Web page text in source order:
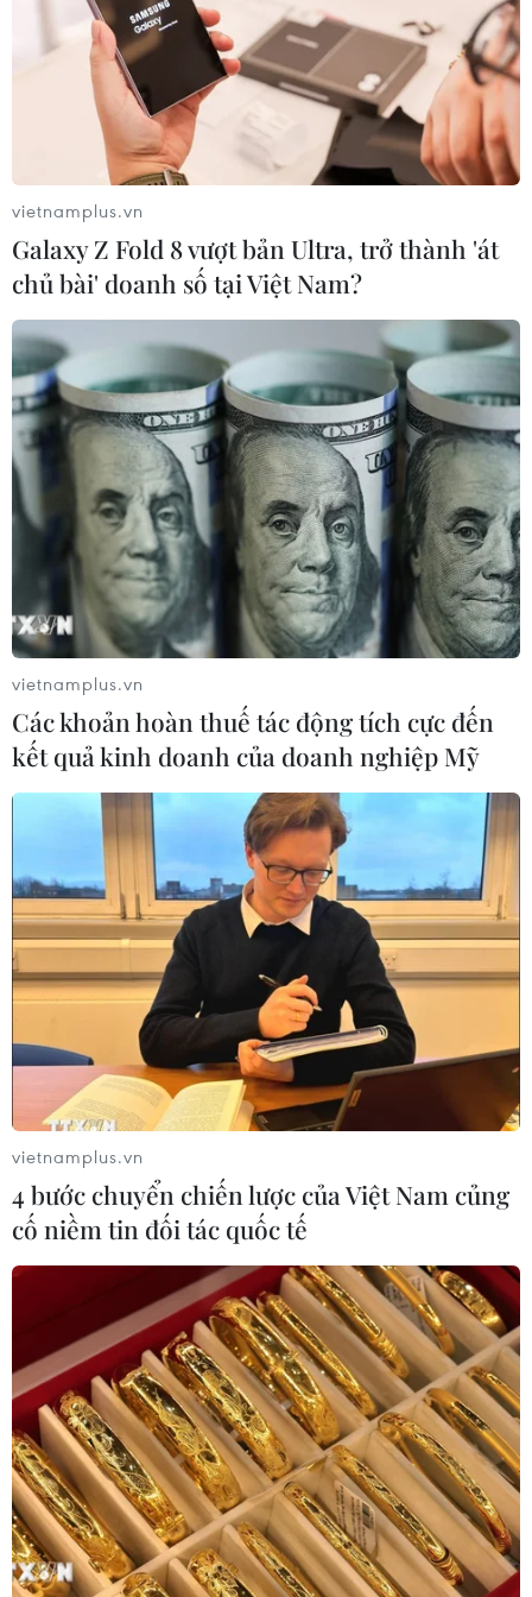
vietnamplus.vn
Galaxy Z Fold 8 vượt bản Ultra, trở thành 'át
chủ bài' doanh số tại Việt Nam?
vietnamplus.vn
Các khoản hoàn thuế tác động tích cực đến
kết quả kinh doanh của doanh nghiệp Mỹ
vietnamplus.vn
4 bước chuyển chiến lược của Việt Nam củng
cố niềm tin đối tác quốc tế